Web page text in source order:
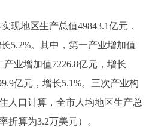
构职能 政策服务
策解读 回应关切
题公开
地区生产总值49843.1亿元，
5.2%。其中，第一产业增加值
产业增加值7226.8亿元，增长
亿元，增长5.1%。三次产业构
人口计算，全市人均地区生产总
折算为3.2万美元）。